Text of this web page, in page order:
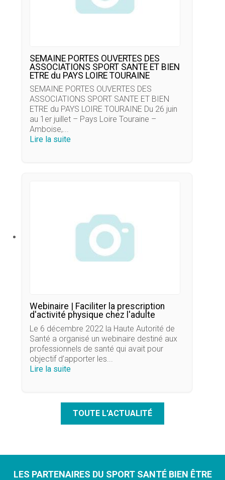
SEMAINE PORTES OUVERTES DES
ASSOCIATIONS SPORT SANTE ET BIEN
ETRE du PAYS LOIRE TOURAINE
SEMAINE PORTES OUVERTES DES
ASSOCIATIONS SPORT SANTE ET BIEN
ETRE du PAYS LOIRE TOURAINE Du 26 juin
au 1er juillet – Pays Loire Touraine –
Amboise,...
Lire la suite
Webinaire | Faciliter la prescription
d'activité physique chez l'adulte
Le 6 décembre 2022 la Haute Autorité de
Santé a organisé un webinaire destiné aux
professionnels de santé qui avait pour
objectif d’apporter les...
Lire la suite
TOUTE L'ACTUALITÉ
LES PARTENAIRES DU SPORT SANTÉ BIEN ÊTRE